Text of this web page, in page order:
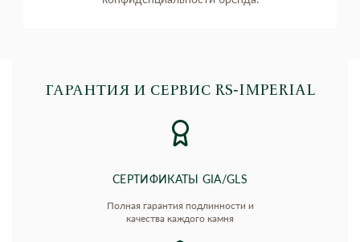
ГАРАНТИЯ И СЕРВИС RS‑IMPERIAL
СЕРТИФИКАТЫ GIA/GLS
Полная гарантия подлинности и
качества каждого камня